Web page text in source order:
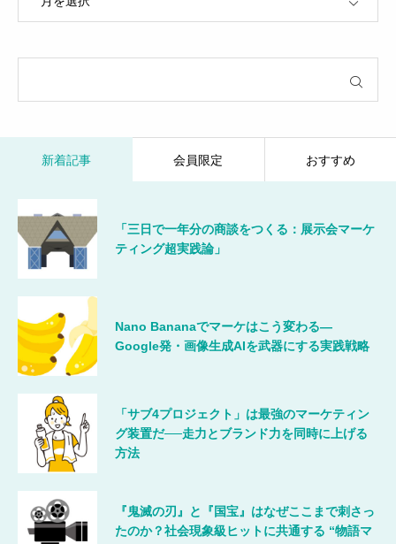
新着記事 会員限定 おすすめ
「三日で一年分の商談をつくる：展示会マーケ
ティング超実践論」
Nano Bananaでマーケはこう変わる―
Google発・画像生成AIを武器にする実践戦略
「サブ4プロジェクト」は最強のマーケティン
グ装置だ──走力とブランド力を同時に上げる
方法
『鬼滅の刃』と『国宝』はなぜここまで刺さっ
たのか？社会現象級ヒットに共通する “物語マ